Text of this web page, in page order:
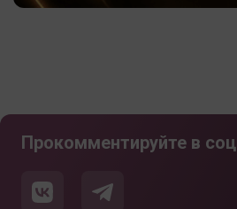
Прокомментируйте в